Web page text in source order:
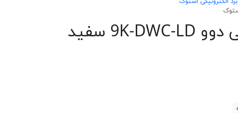
برد نمايشگر لباسشويی دوو 9K-DWC-LD سفيد